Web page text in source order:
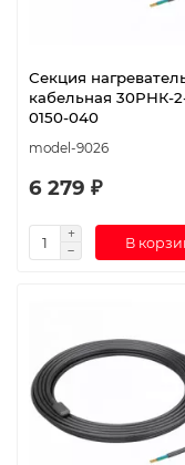
Секция
кабельная 30РНК-
0150-040
model-9026
6 279 ₽
В